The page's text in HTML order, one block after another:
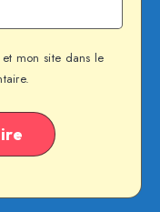
mon site dans le